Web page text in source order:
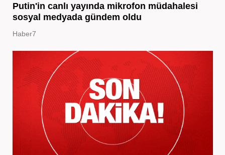
Putin'in canlı yayında mikrofon müdahalesi
sosyal medyada gündem oldu
Haber7